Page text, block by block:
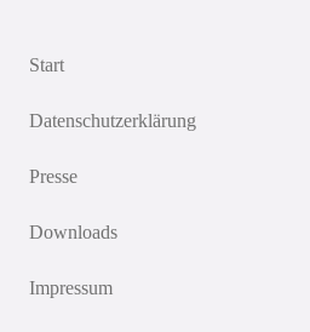
Start
Datenschutzerklärung
Presse
Downloads
Impressum